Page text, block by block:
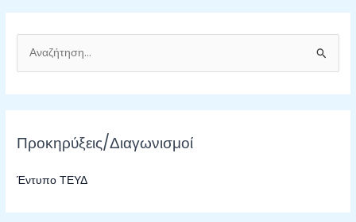
ν
α
ή
η
Προκηρύξεις/Διαγωνισμοί
Έντυπο ΤΕΥΔ